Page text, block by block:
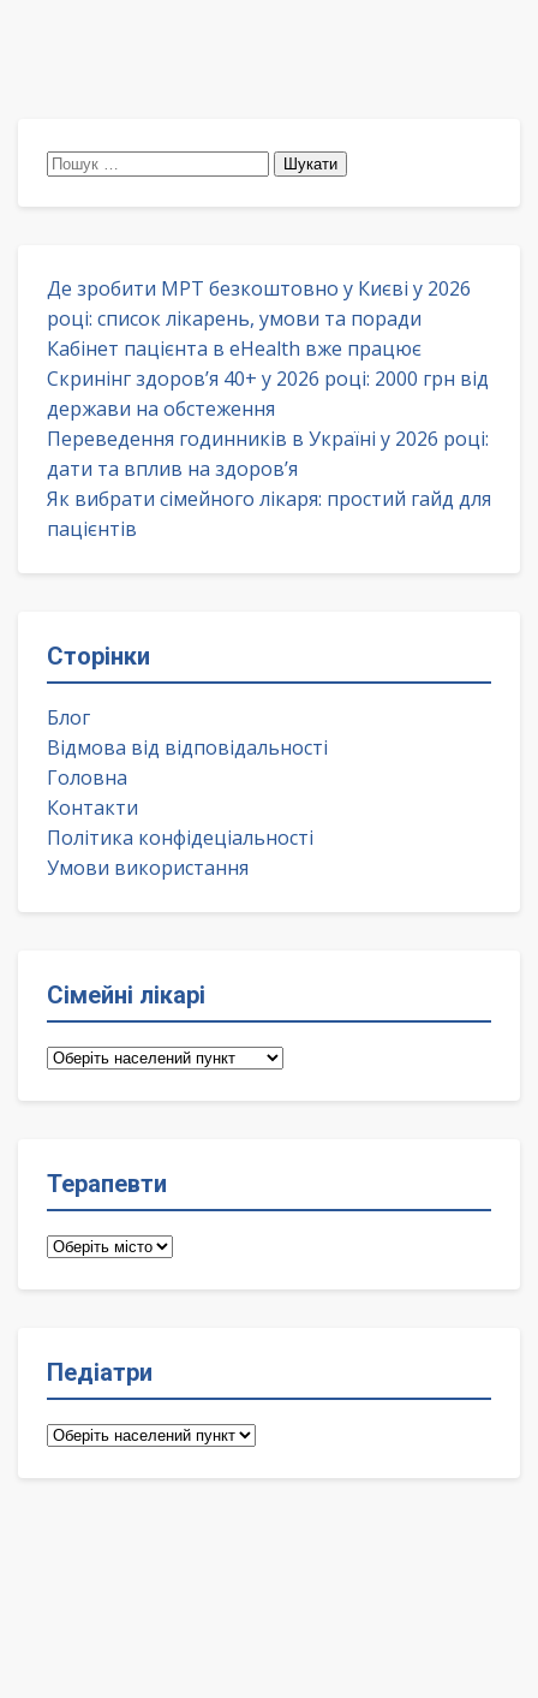
Пошук:
Де зробити МРТ безкоштовно у Києві у 2026
році: список лікарень, умови та поради
Кабінет пацієнта в eHealth вже працює
Скринінг здоров’я 40+ у 2026 році: 2000 грн від
держави на обстеження
Переведення годинників в Україні у 2026 році:
дати та вплив на здоров’я
Як вибрати сімейного лікаря: простий гайд для
пацієнтів
Сторінки
Блог
Відмова від відповідальності
Головна
Контакти
Політика конфідеціальності
Умови використання
Сімейні лікарі
Сімейні
Терапевти
Терапевти
Педіатри
Педіатри